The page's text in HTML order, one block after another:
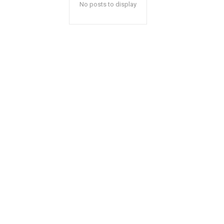
No posts to display